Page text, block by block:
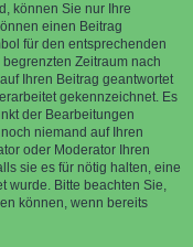
können Sie nur Ihre
einen Beitrag
für den entsprechenden
Zeitraum nach
Ihren Beitrag geantwortet
gekennzeichnet. Es
der Bearbeitungen
niemand auf Ihren
oder Moderator Ihren
sie es für nötig halten, eine
wurde. Bitte beachten Sie,
können, wenn bereits